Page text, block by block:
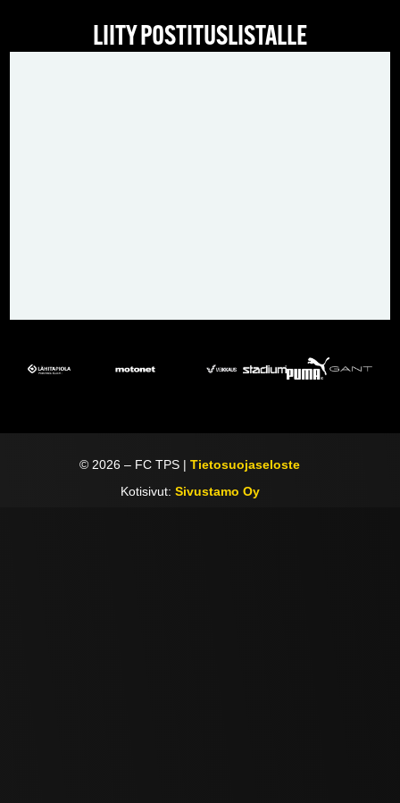
LIITY POSTITUSLISTALLE
© 2026 – FC TPS |Tietosuojaseloste
Kotisivut: Sivustamo Oy